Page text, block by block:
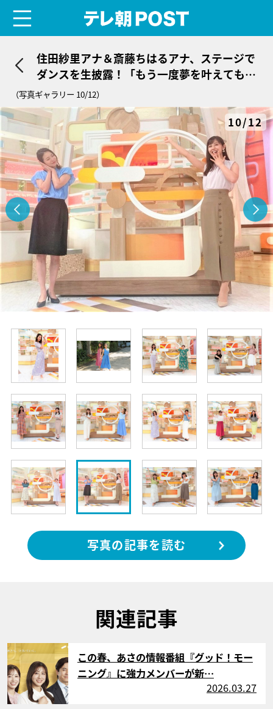
住田紗里アナ＆斎藤ちはるアナ、ステージで
ダンスを生披露！「もう一度夢を叶えてもら
う気分です」
（写真ギャラリー 10/12）
10/12
写真の記事を読む
関連記事
サムネイル
この春、あさの情報番組『グッド！モー
ニング』に強力メンバーが新…
2026.03.27